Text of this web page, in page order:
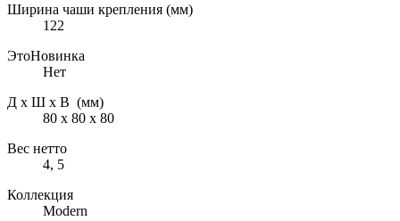
Ширина чаши крепления (мм)
122
ЭтоНовинка
Нет
Д х Ш х В (мм)
80 х 80 х 80
Вес нетто
4, 5
Коллекция
Modern